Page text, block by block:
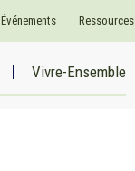
Événements Ressources
Vivre-Ensemble